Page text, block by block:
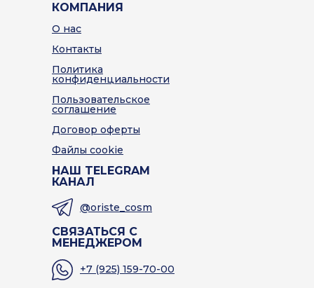
@oriste_cosm
+7 (925) 159-70-00
НАШ TELEGRAM
КАНАЛ
Пользовательское
соглашение
Договор оферты
Политика
конфиденциальности
КОМПАНИЯ
О нас
Контакты
Файлы cookie
СВЯЗАТЬСЯ С
МЕНЕДЖЕРОМ